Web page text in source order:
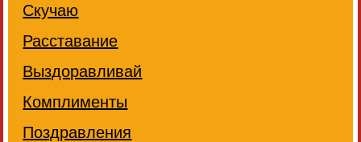
Скучаю
Расставание
Выздоравливай
Комплименты
Поздравления